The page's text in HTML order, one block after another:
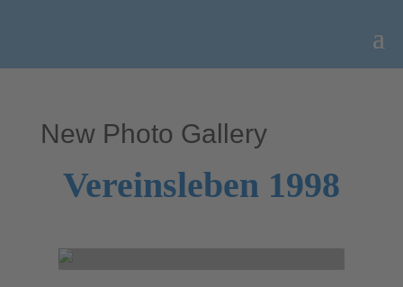
New Photo Gallery
Vereinsleben 1998